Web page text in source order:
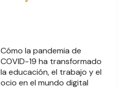
Cómo la pandemia de
COVID-19 ha transformado
la educación, el trabajo y el
ocio en el mundo digital